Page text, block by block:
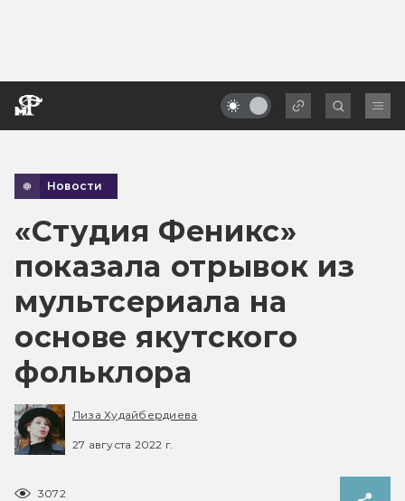
Новости
«Студия Феникс»
показала отрывок из
мультсериала на
основе якутского
фольклора
Лиза Худайбердиева
27 августа 2022 г.
3072